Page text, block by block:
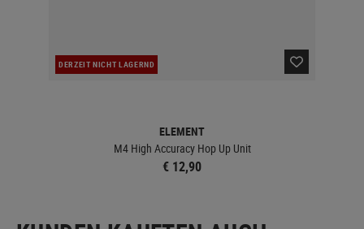
DERZEIT NICHT LAGERND
ELEMENT
M4 High Accuracy Hop Up Unit
€ 12,90